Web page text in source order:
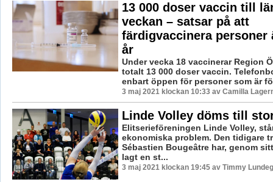
13 000 doser vaccin till
veckan – satsar på att
färdigvaccinera personer
år
Under vecka 18 vaccinerar Region
totalt 13 000 doser vaccin.
enbart öppen för personer som är
3 maj 2021 klockan 10:33 av Camilla
Linde Volley döms till
Elitserieföreningen Linde Volley,
ekonomiska problem. Den tidigare
Sébastien Bougeâtre har, genom
lagt en st...
3 maj 2021 klockan 19:45 av Timmy